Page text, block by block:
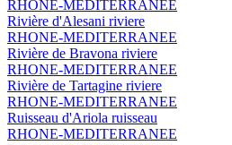
RHONE-MEDITERRANEE
Rivière d'Alesani riviere
RHONE-MEDITERRANEE
Rivière de Bravona riviere
RHONE-MEDITERRANEE
Rivière de Tartagine riviere
RHONE-MEDITERRANEE
Ruisseau d'Ariola ruisseau
RHONE-MEDITERRANEE